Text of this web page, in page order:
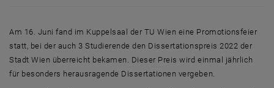
Am 16. Juni fand im Kuppelsaal der TU Wien eine Promotionsfeier
statt, bei der auch 3 Studierende den Dissertationspreis 2022 der
Stadt Wien überreicht bekamen. Dieser Preis wird einmal jährlich
für besonders herausragende Dissertationen vergeben.